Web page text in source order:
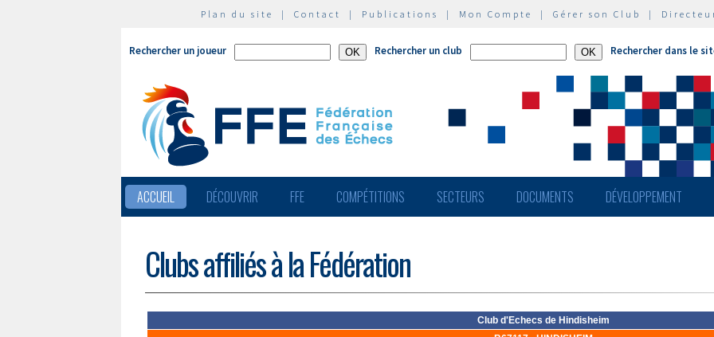
Plan du site | Contact | Publications | Mon Compte | Gérer son Club |
Rechercher un joueur Rechercher un club Rechercher dans le
ACCUEIL DÉCOUVRIR FFE COMPÉTITIONS SECTEURS DOCUMENTS DÉVELOPPEMENT
Clubs affiliés à la Fédération
Club d'Echecs de Hindisheim